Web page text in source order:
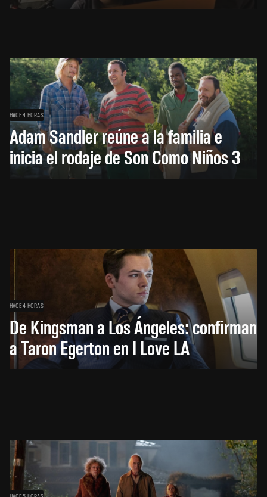
HACE 4 HORAS
Adam Sandler reúne a la familia e
inicia el rodaje de Son Como Niños 3
HACE 4 HORAS
De Kingsman a Los Ángeles: confirman
a Taron Egerton en I Love LA